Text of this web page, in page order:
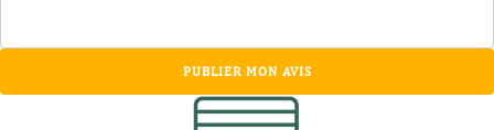
PUBLIER MON AVIS